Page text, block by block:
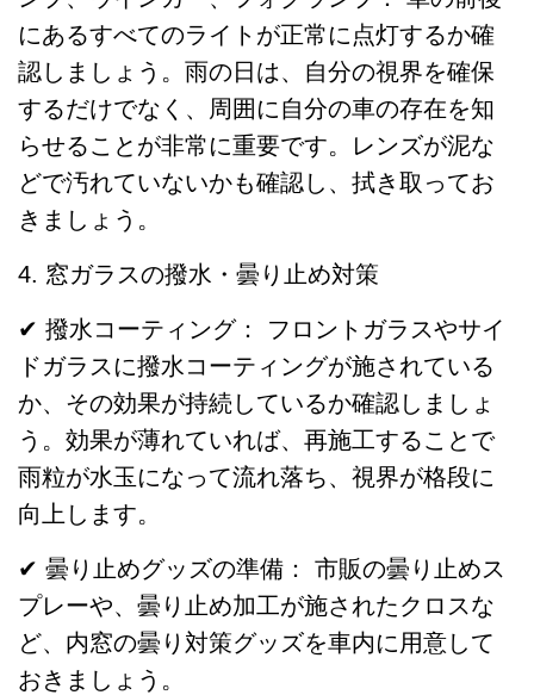
にあるすべてのライトが正常に点灯するか確
認しましょう。雨の日は、自分の視界を確保
するだけでなく、周囲に自分の車の存在を知
らせることが非常に重要です。レンズが泥な
どで汚れていないかも確認し、拭き取ってお
きましょう。
4. 窓ガラスの撥水・曇り止め対策
✔ 撥水コーティング： フロントガラスやサイ
ドガラスに撥水コーティングが施されている
か、その効果が持続しているか確認しましょ
う。効果が薄れていれば、再施工することで
雨粒が水玉になって流れ落ち、視界が格段に
向上します。
✔ 曇り止めグッズの準備： 市販の曇り止めス
プレーや、曇り止め加工が施されたクロスな
ど、内窓の曇り対策グッズを車内に用意して
おきましょう。